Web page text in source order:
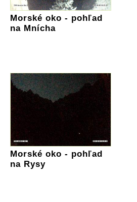
Morské oko - pohľad
na Mnícha
Morské oko - pohľad
na Rysy